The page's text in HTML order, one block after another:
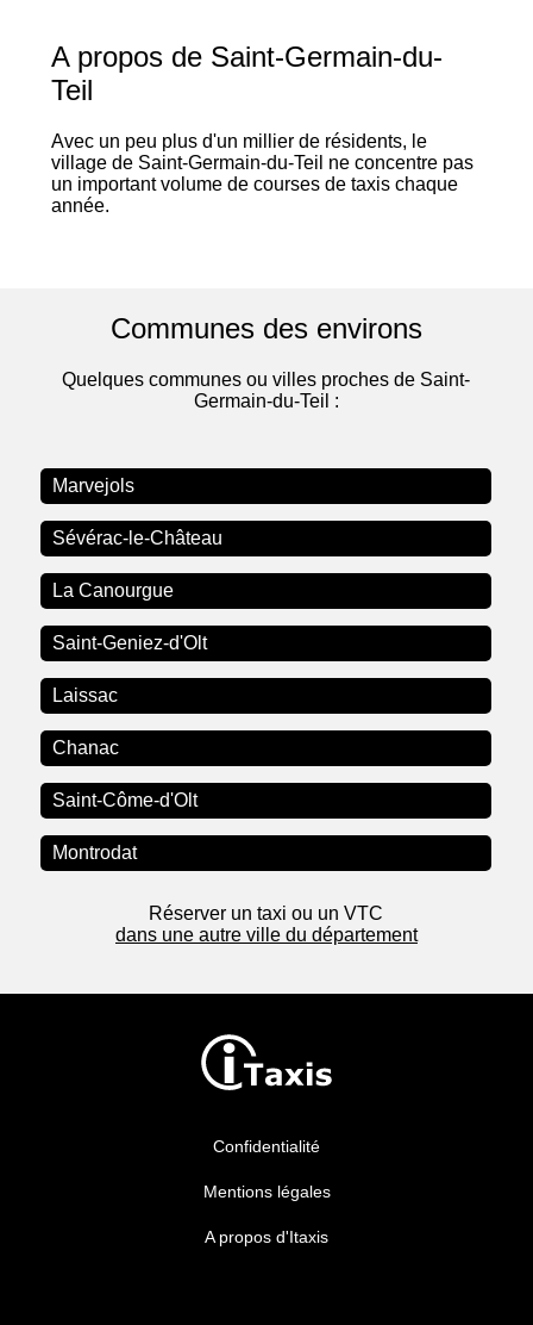
A propos de Saint-Germain-du-
Teil
Avec un peu plus d'un millier de résidents, le
village de Saint-Germain-du-Teil ne concentre pas
un important volume de courses de taxis chaque
année.
Communes des environs
Quelques communes ou villes proches de Saint-
Germain-du-Teil :
Marvejols
Sévérac-le-Château
La Canourgue
Saint-Geniez-d'Olt
Laissac
Chanac
Saint-Côme-d'Olt
Montrodat
Réserver un taxi ou un VTC
dans une autre ville du département
Confidentialité
Mentions légales
A propos d'Itaxis